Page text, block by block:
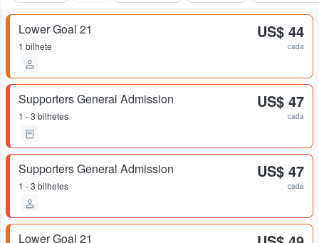
Lower Goal 21
1 bilhete
US$ 44
cada
Supporters General Admission
1 - 3 bilhetes
US$ 47
cada
Supporters General Admission
1 - 3 bilhetes
US$ 47
cada
Lower Goal 21